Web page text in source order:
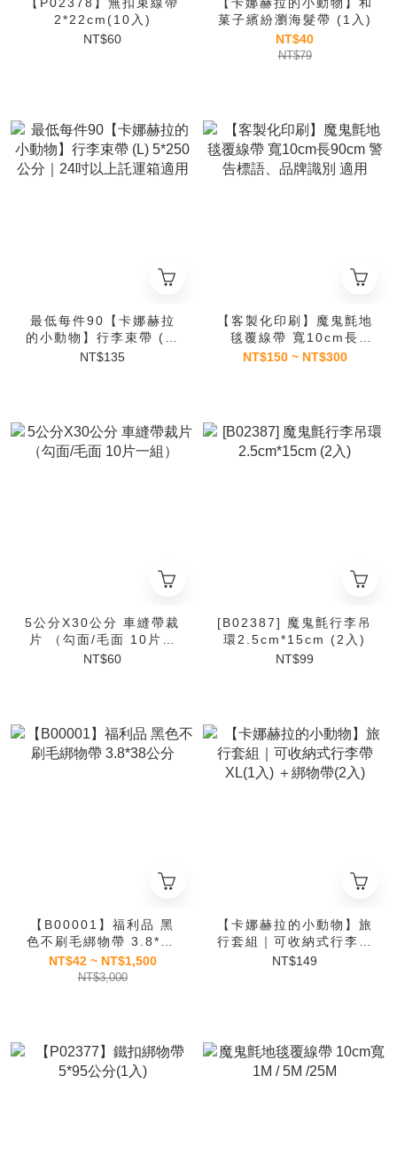
2*22cm(10入)
NT$60
菓子繽紛瀏海髮帶 (1入)
NT$40
NT$79
最低每件90【卡娜赫拉
的小動物】行李束帶 (L)
5*250公分｜24吋以上
NT$135
【客製化印刷】魔鬼氈地
毯覆線帶 寬10cm長
90cm 警告標語、品牌識
NT$150 ~ NT$300
5公分X30公分 車縫帶裁
片 （勾面/毛面 10片一
組）
NT$60
[B02387] 魔鬼氈行李吊
環2.5cm*15cm (2入)
NT$99
【B00001】福利品 黑
色不刷毛綁物帶 3.8*38
公分
NT$42 ~ NT$1,500
NT$3,000
【卡娜赫拉的小動物】旅
行套組｜可收納式行李帶
XL(1入) ＋綁物帶(2入)
NT$149